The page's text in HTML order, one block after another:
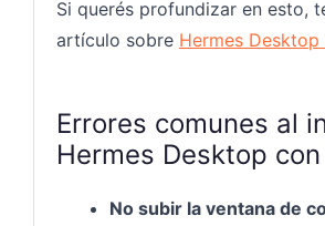
Si querés profundizar en esto,
artículo sobre Hermes Desktop
Errores comunes al
Hermes Desktop
No subir la ventana de